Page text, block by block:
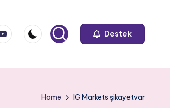
Destek
Home IG Markets şikayetvar